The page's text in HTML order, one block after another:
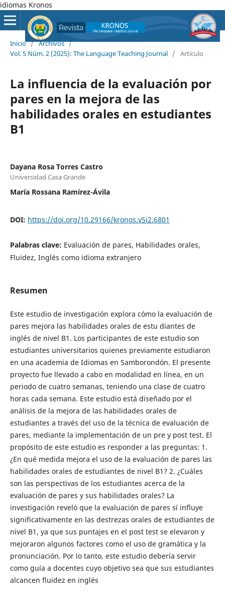
idiomas Kronos
Inicio / Archivos /
Vol. 5 Núm. 2 (2025): The Language Teaching Journal / Artículo
La influencia de la evaluación por
pares en la mejora de las
habilidades orales en estudiantes
B1
Dayana Rosa Torres Castro
Universidad Casa Grande
María Rossana Ramírez-Ávila
DOI: https://doi.org/10.29166/kronos.v5i2.6801
Palabras clave: Evaluación de pares, Habilidades orales,
Fluidez, Inglés como idioma extranjero
Resumen
Este estudio de investigación explora cómo la evaluación de
pares mejora las habilidades orales de estu diantes de
inglés de nivel B1. Los participantes de este estudio son
estudiantes universitarios quienes previamente estudiaron
en una academia de Idiomas en Samborondón. El presente
proyecto fue llevado a cabo en modalidad en línea, en un
periodo de cuatro semanas, teniendo una clase de cuatro
horas cada semana. Este estudio está diseñado por el
análisis de la mejora de las habilidades orales de
estudiantes a través del uso de la técnica de evaluación de
pares, mediante la implementación de un pre y post test. El
propósito de este estudio es responder a las preguntas: 1.
¿En qué medida mejora el uso de la evaluación de pares las
habilidades orales de estudiantes de nivel B1? 2. ¿Cuáles
son las perspectivas de los estudiantes acerca de la
evaluación de pares y sus habilidades orales? La
investigación reveló que la evaluación de pares sí influye
significativamente en las destrezas orales de estudiantes de
nivel B1, ya que sus puntajes en el post test se elevaron y
mejoraron algunos factores como el uso de gramática y la
pronunciación. Por lo tanto, este estudio debería servir
como guía a docentes cuyo objetivo sea que sus estudiantes
alcancen fluidez en inglés